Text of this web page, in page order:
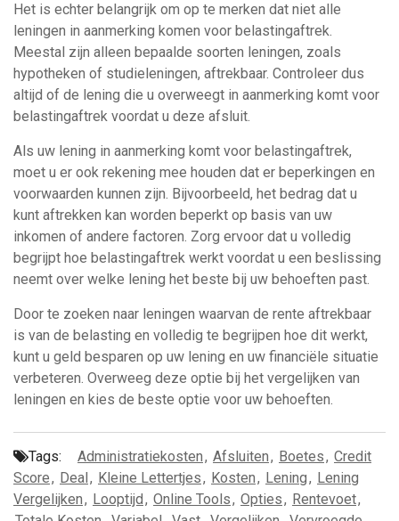
Het is echter belangrijk om op te merken dat niet alle
leningen in aanmerking komen voor belastingaftrek.
Meestal zijn alleen bepaalde soorten leningen, zoals
hypotheken of studieleningen, aftrekbaar. Controleer dus
altijd of de lening die u overweegt in aanmerking komt voor
belastingaftrek voordat u deze afsluit.
Als uw lening in aanmerking komt voor belastingaftrek,
moet u er ook rekening mee houden dat er beperkingen en
voorwaarden kunnen zijn. Bijvoorbeeld, het bedrag dat u
kunt aftrekken kan worden beperkt op basis van uw
inkomen of andere factoren. Zorg ervoor dat u volledig
begrijpt hoe belastingaftrek werkt voordat u een beslissing
neemt over welke lening het beste bij uw behoeften past.
Door te zoeken naar leningen waarvan de rente aftrekbaar
is van de belasting en volledig te begrijpen hoe dit werkt,
kunt u geld besparen op uw lening en uw financiële situatie
verbeteren. Overweeg deze optie bij het vergelijken van
leningen en kies de beste optie voor uw behoeften.
Tags: Administratiekosten, Afsluiten, Boetes, Credit
Score, Deal, Kleine Lettertjes, Kosten, Lening, Lening
Vergelijken, Looptijd, Online Tools, Opties, Rentevoet,